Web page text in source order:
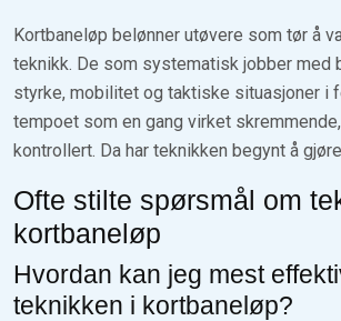
Kortbaneløp belønner utøvere som tør å
teknikk. De som systematisk jobber med
styrke, mobilitet og taktiske situasjoner i
tempoet som en gang virket
kontrollert. Da har teknikken begynt å
Ofte stilte spørsmål om
kortbaneløp
Hvordan kan jeg mest
teknikken i kortbaneløp?